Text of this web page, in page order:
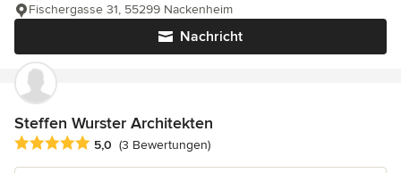
Nachricht
Fischergasse 31, 55299 Nackenheim
Steffen Wurster Architekten
Durchschnittliche Bewertung: 5 von 5 Sternen
5,0 (3 Bewertungen)